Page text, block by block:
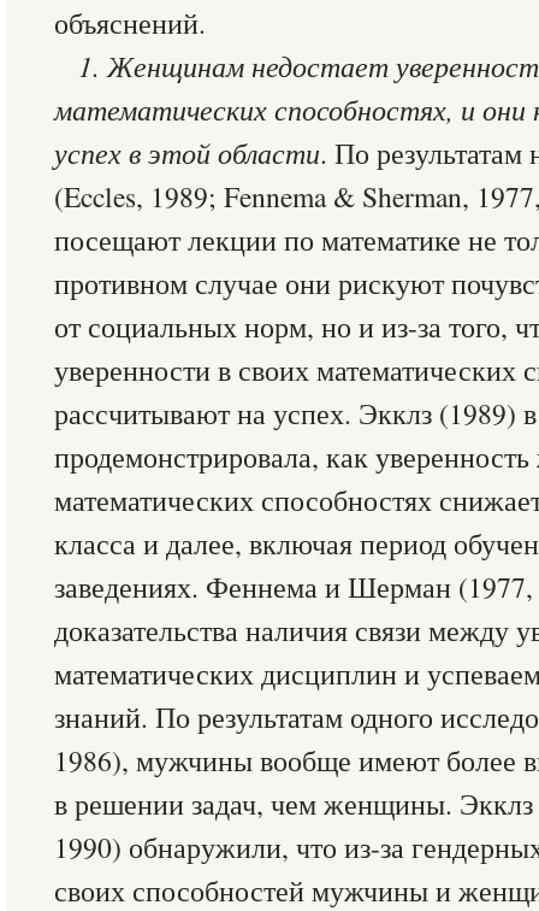
объяснений.
1. Женщинам недостает
математических способностях, и
успех в этой области. По результатам
(Eccles, 1989; Fennema & Sherman,
посещают лекции по математике не
противном случае они рискуют
от социальных норм, но и из-за того,
уверенности в своих математических
рассчитывают на успех. Экклз (1989)
продемонстрировала, как
математических способностях
класса и далее, включая период
заведениях. Феннема и Шерман
доказательства наличия связи между
математических дисциплин и
знаний. По результатам одного
1986), мужчины вообще имеют более
в решении задач, чем женщины. Экклз
1990) обнаружили, что из-за
своих способностей мужчины и